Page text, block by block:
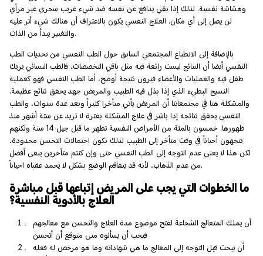
وهشاشة نفسية. لذلك إذا بقي يدافع عن نفسه ضد شيء غريب سحري غير مرأي
لن يصل إلى أي مكان. العلاج النفسي يكون بالاعتراف أن هنالك شيء أثر عليه
والتغيير يبدأ من الذات.
بالإضافة إلى الانطباع المجتمعي السابق حول الطب النفسي من تحديات الطب
النفسي أيضا أن النتائج ليست رائعة فيه مثل باقي التخصصات، فالطب النسائي يريك
طفل فيه والعمليات والأعضاء فيرون نتيجة أوضح، أما الطب النفسي فهو كعملية
النسيج البطيء الذي إذا بذل فيه الطبيب والمريض جهد يحقق نتائج عظيمة.
والمشكلة هنا في مجتمعاتنا أن المريض يأتي متأخرا كثيراً وبعد عدة سنوات، والطب
النفسي يحقق نتائجه إذا باشر في علاج المشكلة بفترة لا تزيد عن ستة أشهر منذ
ظهورها. خمسون بالمئة من الأمراض النفسية تظهر ما قبل جيل 14 سنة ولكنهم
يتجهون أحياناً في وقت متأخر إلى الطبيب لذلك تكون احتمالات التحسن محدودة،
لكن هذا لا يعني عدم التوجه إلى الطب النفسي حتى وإن كنتم متأخرين يبقى أفضل
من عدم الذهاب، لأنه قد يتفاقم الوضع بشكل لا يحمد عقباه احياناً.
ما الخطوات التي يجب على المريض إتباعها قبل مباشرة
العلاج بالأدوية النفسية؟
أن يملك المتعالج الشجاعة لفتح موضوع مدة العلاج والتحسن مع معالجهم
فيجب أن يسألوه متى متوقع أن أتحسن
أن يبحث قبل التوجه إلى المعالج ما هي شهاداته وما هو مرخص له فعله